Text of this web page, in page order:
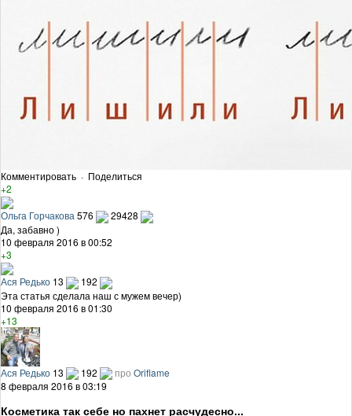
Комментировать · Поделиться
+2
Ольга Горчакова 576
29428
Да, забавно )
10 февраля 2016 в 00:52
+3
Ася Редько 13
192
Эта статья сделала наш с мужем вечер)
10 февраля 2016 в 01:30
+13
Ася Редько 13 192 про Oriflame
8 февраля 2016 в 03:19
Косметика так себе но пахнет расчудесно...